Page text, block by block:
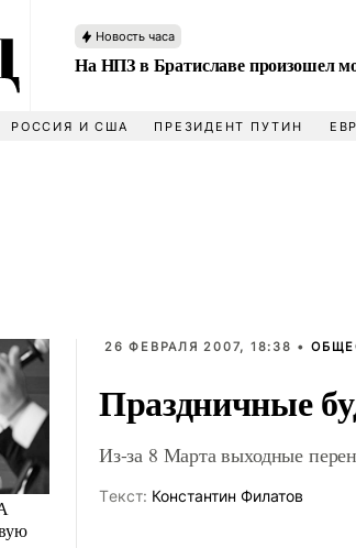
Новость часа
На НПЗ в Братиславе произошел
РОССИЯ И США ПРЕЗИДЕНТ ПУТИН
26 ФЕВРАЛЯ 2007, 18:38 •
Праздничные
Из-за 8 Марта выходные
Tекст: Константин Филатов